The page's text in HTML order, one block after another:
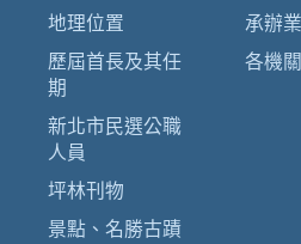
地理位置
歷屆首長及其任
期
新北市民選公職
人員
坪林刊物
景點、名勝古蹟
承辦
各機